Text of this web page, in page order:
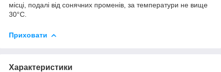
місці, подалі від сонячних променів, за температури не вище
30°C.
Приховати
Характеристики